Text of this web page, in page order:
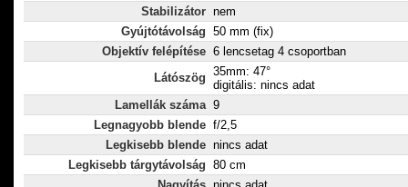
Stabilizátor nem
Gyújtótávolság 50 mm (fix)
Objektív felépítése 6 lencsetag 4 csoportban
Látószög 35mm: 47°
digitális: nincs adat
Lamellák száma 9
Legnagyobb blende f/2,5
Legkisebb blende nincs adat
Legkisebb tárgytávolság 80 cm